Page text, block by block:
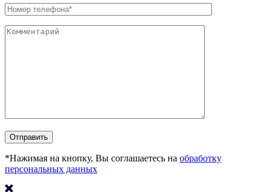
*Нажимая на кнопку, Вы соглашаетесь на обработку
персональных данных